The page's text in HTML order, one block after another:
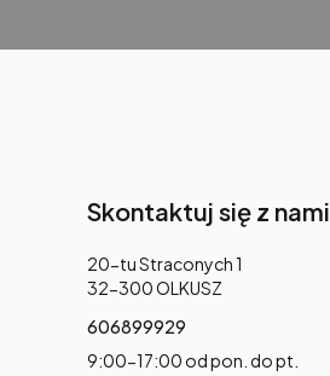
Skontaktuj się z nami
Adres:
20-tu Straconych 1
32-300 OLKUSZ
606899929
9:00-17:00 od pon. do pt.